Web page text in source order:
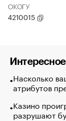
ОКОГУ
4210015
Насколько
атрибутов
Казино
разрушают